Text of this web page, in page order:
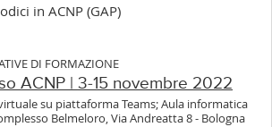
in ACNP (GAP)
DI FORMAZIONE
Corso ACNP | 3-15 novembre 2022
su piattaforma Teams; Aula informatica
Belmeloro, Via Andreatta 8 - Bologna